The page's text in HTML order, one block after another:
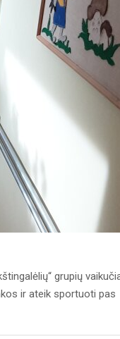
grupių
ir ateik sportuoti pas